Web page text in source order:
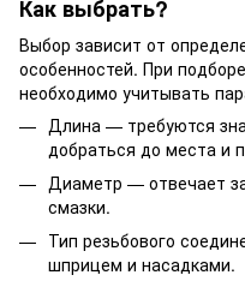
Как выбрать?
Выбор зависит от
особенностей. При
необходимо учитывать
Длина — требуются
добраться до места и
Диаметр — отвечает
смазки.
Тип резьбового
шприцем и насадками.